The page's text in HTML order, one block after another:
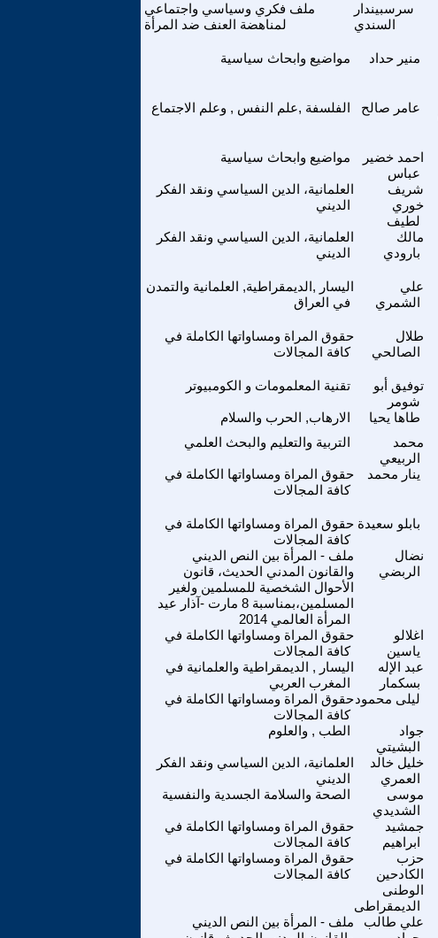
ملف فكري وسياسي واجتماعي
لمناهضة العنف ضد المرأة
سرسبيندار
السندي
مواضيع وابحاث سياسية منير حداد
الفلسفة ,علم النفس , وعلم الاجتماع عامر صالح
مواضيع وابحاث سياسية
احمد خضير
عباس
العلمانية، الدين السياسي ونقد الفكر
الديني
شريف
خوري
لطيف
العلمانية، الدين السياسي ونقد الفكر
الديني
مالك
بارودي
اليسار ,الديمقراطية, العلمانية والتمدن
في العراق
علي
الشمري
حقوق المراة ومساواتها الكاملة في
كافة المجالات
طلال
الصالحي
تقنية المعلمومات و الكومبيوتر
توفيق أبو
شومر
الارهاب, الحرب والسلام طاها يحيا
التربية والتعليم والبحث العلمي
محمد
الربيعي
حقوق المراة ومساواتها الكاملة في
كافة المجالات
ينار محمد
حقوق المراة ومساواتها الكاملة في
كافة المجالات
بابلو سعيدة
ملف - المرأة بين النص الديني
والقانون المدني الحديث، قانون
الأحوال الشخصية للمسلمين ولغير
المسلمين،بمناسبة 8 مارت -آذار عيد
المرأة العالمي 2014
نضال
الربضي
حقوق المراة ومساواتها الكاملة في
كافة المجالات
اغلالو
ياسين
اليسار , الديمقراطية والعلمانية في
المغرب العربي
عبد الإله
بسكمار
حقوق المراة ومساواتها الكاملة في
كافة المجالات
ليلى محمود
الطب , والعلوم
جواد
البشيتي
العلمانية، الدين السياسي ونقد الفكر
الديني
خليل خالد
العمري
الصحة والسلامة الجسدية والنفسية
موسى
الشديدي
حقوق المراة ومساواتها الكاملة في
كافة المجالات
جمشيد
ابراهيم
حقوق المراة ومساواتها الكاملة في
كافة المجالات
حزب
الكادحين
الوطنى
الديمقراطى
ملف - المرأة بين النص الديني
علي طالب